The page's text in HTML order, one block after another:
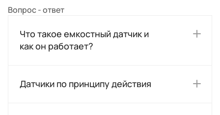
Вопрос - ответ
Что такое емкостный датчик и
как он работает?
Датчики по принципу действия